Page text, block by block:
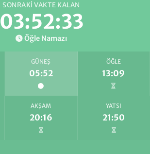
SONRAKI VAKTE KALAN
03:52:32
Öğle Namazı
GÜNEŞ
05:52
ÖĞLE
13:09
AKŞAM
20:16
YATSI
21:50